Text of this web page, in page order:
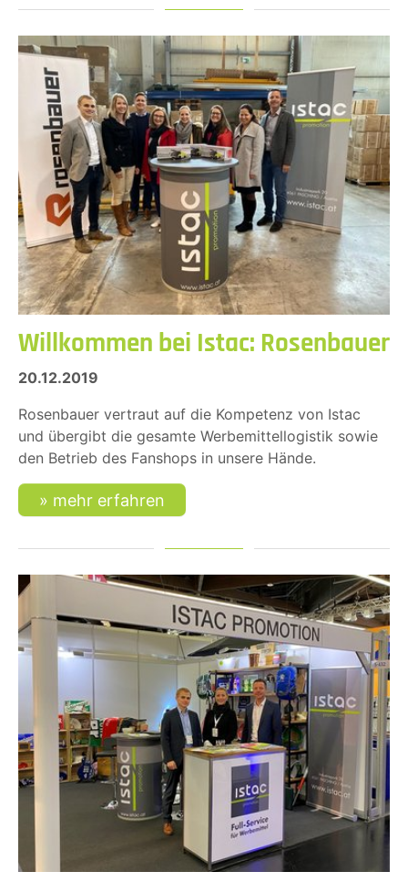
Willkommen bei Istac: Rosenbauer
20.12.2019
Rosenbauer vertraut auf die Kompetenz von Istac
und übergibt die gesamte Werbemittellogistik sowie
den Betrieb des Fanshops in unsere Hände.
mehr erfahren